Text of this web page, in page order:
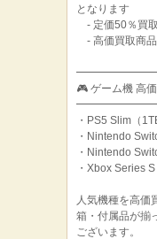
となります
‐ 定価50％買
‐ 高価買取商品
🎮 ゲーム機 高
・PS5 Slim（
・Nintendo
・Nintendo
・Xbox Series
人気機種を高価
箱・付属品が揃
ございます。